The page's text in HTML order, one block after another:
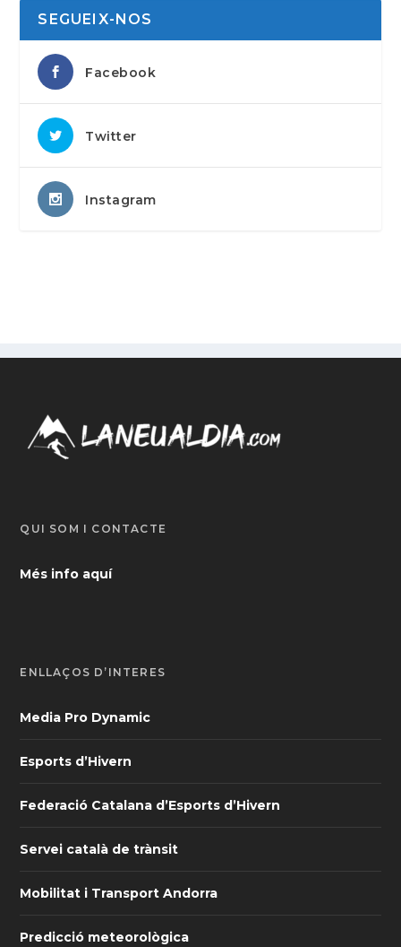
SEGUEIX-NOS
Facebook
Twitter
Instagram
QUI SOM I CONTACTE
Més info aquí
ENLLAÇOS D’INTERÈS
Media Pro Dynamic
Esports d’Hivern
Federació Catalana d’Esports d’Hivern
Servei català de trànsit
Mobilitat i Transport Andorra
Predicció meteorològica